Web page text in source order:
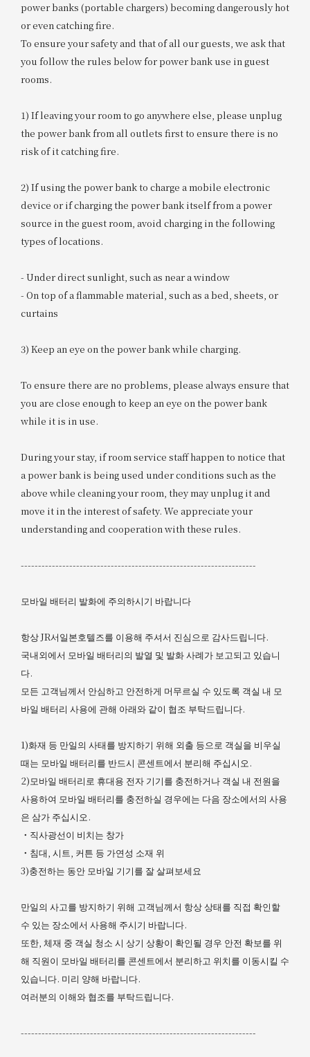
power banks (portable chargers) becoming dangerously hot
or even catching fire.
To ensure your safety and that of all our guests, we ask that
you follow the rules below for power bank use in guest
rooms.
1) If leaving your room to go anywhere else, please unplug
the power bank from all outlets first to ensure there is no
risk of it catching fire.
2) If using the power bank to charge a mobile electronic
device or if charging the power bank itself from a power
source in the guest room, avoid charging in the following
types of locations.
- Under direct sunlight, such as near a window
- On top of a flammable material, such as a bed, sheets, or
curtains
3) Keep an eye on the power bank while charging.
To ensure there are no problems, please always ensure that
you are close enough to keep an eye on the power bank
while it is in use.
During your stay, if room service staff happen to notice that
a power bank is being used under conditions such as the
above while cleaning your room, they may unplug it and
move it in the interest of safety. We appreciate your
understanding and cooperation with these rules.
--------------------------------------------------------------------
모바일 배터리 발화에 주의하시기 바랍니다
항상 JR서일본호텔즈를 이용해 주셔서 진심으로 감사드립니다.
국내외에서 모바일 배터리의 발열 및 발화 사례가 보고되고 있습니
다.
모든 고객님께서 안심하고 안전하게 머무르실 수 있도록 객실 내 모
바일 배터리 사용에 관해 아래와 같이 협조 부탁드립니다.
1)화재 등 만일의 사태를 방지하기 위해 외출 등으로 객실을 비우실
때는 모바일 배터리를 반드시 콘센트에서 분리해 주십시오.
2)모바일 배터리로 휴대용 전자 기기를 충전하거나 객실 내 전원을
사용하여 모바일 배터리를 충전하실 경우에는 다음 장소에서의 사용
은 삼가 주십시오.
・직사광선이 비치는 창가
・침대, 시트, 커튼 등 가연성 소재 위
3)충전하는 동안 모바일 기기를 잘 살펴보세요
만일의 사고를 방지하기 위해 고객님께서 항상 상태를 직접 확인할
수 있는 장소에서 사용해 주시기 바랍니다.
또한, 체재 중 객실 청소 시 상기 상황이 확인될 경우 안전 확보를 위
해 직원이 모바일 배터리를 콘센트에서 분리하고 위치를 이동시킬 수
있습니다. 미리 양해 바랍니다.
여러분의 이해와 협조를 부탁드립니다.
--------------------------------------------------------------------